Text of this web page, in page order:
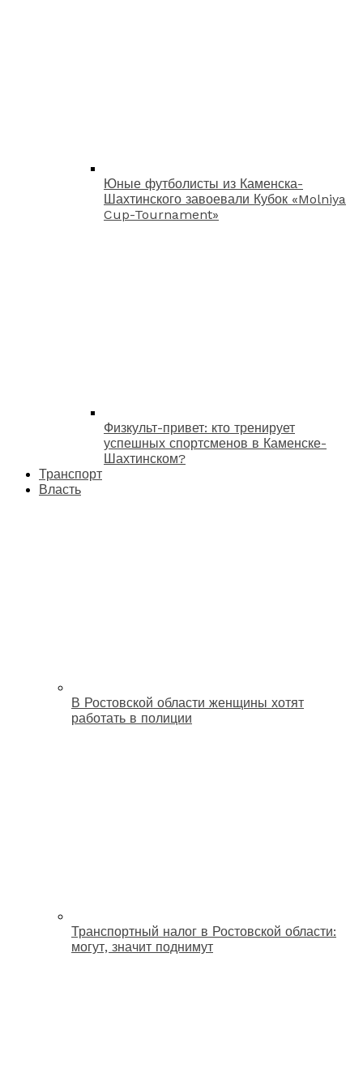
Юные футболисты из Каменска-
Шахтинского завоевали Кубок «Molniya
Cup-Tournament»
Физкульт-привет: кто тренирует
успешных спортсменов в Каменске-
Шахтинском?
Транспорт
Власть
В Ростовской области женщины хотят
работать в полиции
Транспортный налог в Ростовской области:
могут, значит поднимут